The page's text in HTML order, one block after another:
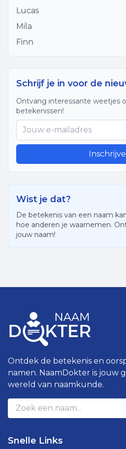
Lucas
Mila
Finn
Schrijf je in voor de
Ontvang interessante weetjes
betekenissen!
Wist je dat?
De betekenis van een naam
hoe anderen je waarnemen.
jouw naam!
Ontdek de betekenis en
namen. NaamDokter is jouw
wereld van naamkunde.
Snelle Links